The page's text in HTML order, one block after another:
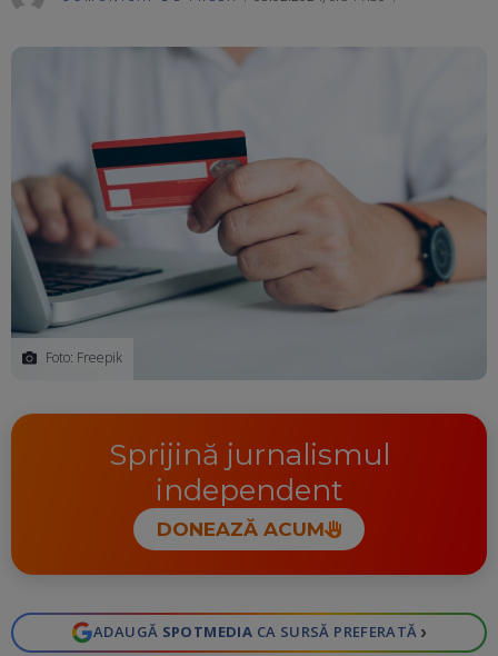
Foto: Freepik
Sprijină jurnalismul
independent
DONEAZĂ ACUM
ADAUGĂ SPOTMEDIA CA SURSĂ PREFERATĂ ›